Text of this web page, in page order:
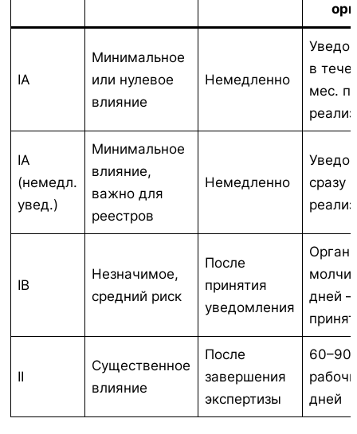
IA
Минимальное
или нулевое
влияние
Немедленно
в
мес.
IA
(немедл.
увед.)
Минимальное
влияние,
важно для
реестров
Немедленно
сразу
IB
Незначимое,
средний риск
После
принятия
уведомления
Орган
дней
II
Существенное
влияние
После
завершения
экспертизы
60–90
дней